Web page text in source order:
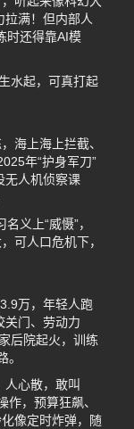
满！但内部人
时还得靠AI模
水起，可真打起
海上海上拦截、
年“护身军刀”
无人机侦察课
义上“威慑”，
可人口危机下，
万，年轻人跑
关门、劳动力
后院起火，训练
心散，敢叫
，预算狂飙、
像定时炸弹，随